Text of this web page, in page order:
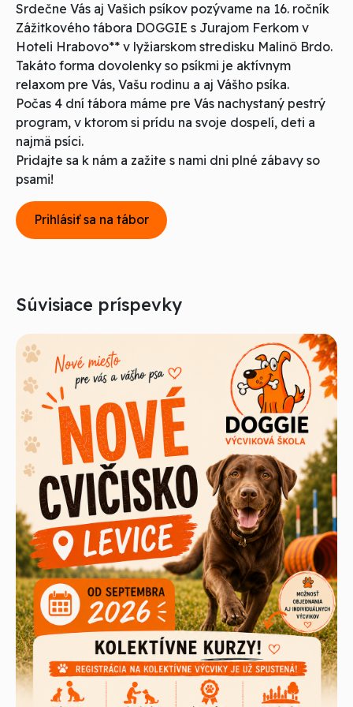
Srdečne Vás aj Vašich psíkov pozývame na 16. ročník
Zážitkového tábora DOGGIE s Jurajom Ferkom v
Hoteli Hrabovo** v lyžiarskom stredisku Malinô Brdo.
Takáto forma dovolenky so psíkmi je aktívnym
relaxom pre Vás, Vašu rodinu a aj Vášho psíka.
Počas 4 dní tábora máme pre Vás nachystaný pestrý
program, v ktorom si prídu na svoje dospelí, deti a
najmä psíci.
Pridajte sa k nám a zažite s nami dni plné zábavy so
psami!
Prihlásiť sa na tábor
Súvisiace príspevky